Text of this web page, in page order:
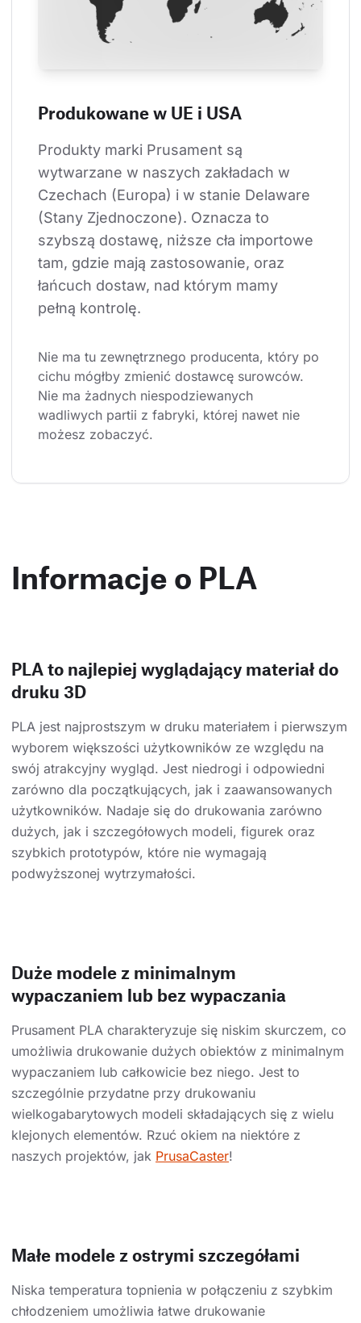
Produkowane w UE i USA
Produkty marki Prusament są
wytwarzane w naszych zakładach w
Czechach (Europa) i w stanie Delaware
(Stany Zjednoczone). Oznacza to
szybszą dostawę, niższe cła importowe
tam, gdzie mają zastosowanie, oraz
łańcuch dostaw, nad którym mamy
pełną kontrolę.
Nie ma tu zewnętrznego producenta, który po
cichu mógłby zmienić dostawcę surowców.
Nie ma żadnych niespodziewanych
wadliwych partii z fabryki, której nawet nie
możesz zobaczyć.
Informacje o PLA
PLA to najlepiej wyglądający materiał do
druku 3D
PLA jest najprostszym w druku materiałem i pierwszym
wyborem większości użytkowników ze względu na
swój atrakcyjny wygląd. Jest niedrogi i odpowiedni
zarówno dla początkujących, jak i zaawansowanych
użytkowników. Nadaje się do drukowania zarówno
dużych, jak i szczegółowych modeli, figurek oraz
szybkich prototypów, które nie wymagają
podwyższonej wytrzymałości.
Duże modele z minimalnym
wypaczaniem lub bez wypaczania
Prusament PLA charakteryzuje się niskim skurczem, co
umożliwia drukowanie dużych obiektów z minimalnym
wypaczaniem lub całkowicie bez niego. Jest to
szczególnie przydatne przy drukowaniu
wielkogabarytowych modeli składających się z wielu
klejonych elementów. Rzuć okiem na niektóre z
naszych projektów, jak PrusaCaster!
Małe modele z ostrymi szczegółami
Niska temperatura topnienia w połączeniu z szybkim
chłodzeniem umożliwia łatwe drukowanie